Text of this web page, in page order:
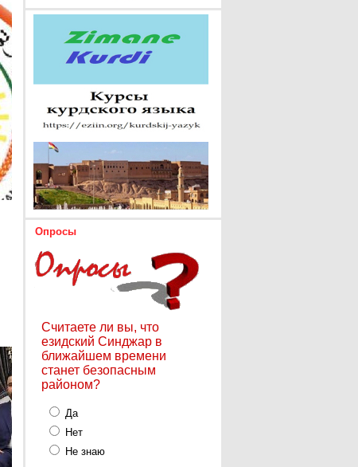
Опросы
Считаете ли вы, что
езидский Синджар в
ближайшем времени
станет безопасным
районом?
Да
Нет
Не знаю